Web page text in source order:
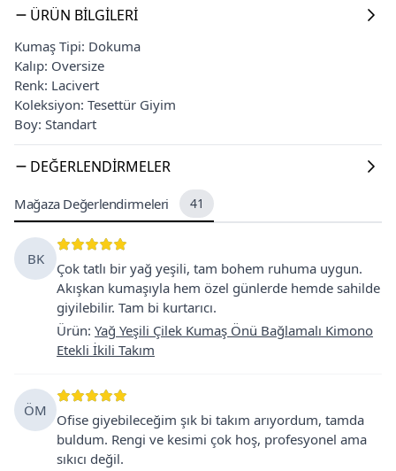
ÜRÜN BILGILERI
Kumaş Tipi: Dokuma
Kalıp: Oversize
Renk: Lacivert
Koleksiyon: Tesettür Giyim
Boy: Standart
DEĞERLENDIRMELER
Mağaza Değerlendirmeleri 41
BK
Çok tatlı bir yağ yeşili, tam bohem ruhuma uygun.
Akışkan kumaşıyla hem özel günlerde hemde sahilde
giyilebilir. Tam bi kurtarıcı.
Ürün: Yağ Yeşili Çilek Kumaş Önü Bağlamalı Kimono
Etekli İkili Takım
ÖM
Ofise giyebileceğim şık bi takım arıyordum, tamda
buldum. Rengi ve kesimi çok hoş, profesyonel ama
sıkıcı değil.